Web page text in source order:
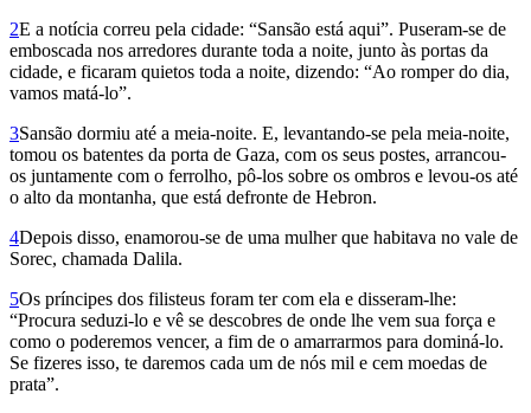
2E a notícia correu pela cidade: “Sansão está aqui”. Puseram-se de
emboscada nos arredores durante toda a noite, junto às portas da
cidade, e ficaram quietos toda a noite, dizendo: “Ao romper do dia,
vamos matá-lo”.
3Sansão dormiu até a meia-noite. E, levantando-se pela meia-noite,
tomou os batentes da porta de Gaza, com os seus postes, arrancou-
os juntamente com o ferrolho, pô-los sobre os ombros e levou-os até
o alto da montanha, que está defronte de Hebron.
4Depois disso, enamorou-se de uma mulher que habitava no vale de
Sorec, chamada Dalila.
5Os príncipes dos filisteus foram ter com ela e disseram-lhe:
“Procura seduzi-lo e vê se descobres de onde lhe vem sua força e
como o poderemos vencer, a fim de o amarrarmos para dominá-lo.
Se fizeres isso, te daremos cada um de nós mil e cem moedas de
prata”.